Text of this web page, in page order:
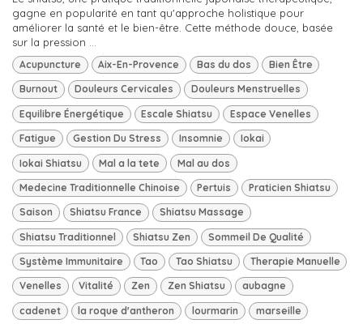
gagne en popularité en tant qu'approche holistique pour
améliorer la santé et le bien-être. Cette méthode douce, basée
sur la pression ...
Acupuncture Aix-En-Provence Bas du dos Bien Être
Burnout Douleurs Cervicales Douleurs Menstruelles
Equilibre Énergétique Escale Shiatsu Espace Venelles
Fatigue Gestion Du Stress Insomnie Iokai
Iokai Shiatsu Mal a la tete Mal au dos
Medecine Traditionnelle Chinoise Pertuis Praticien Shiatsu
Saison Shiatsu France Shiatsu Massage
Shiatsu Traditionnel Shiatsu Zen Sommeil De Qualité
Système Immunitaire Tao Tao Shiatsu Therapie Manuelle
Venelles Vitalité Zen Zen Shiatsu aubagne
cadenet la roque d'antheron lourmarin marseille